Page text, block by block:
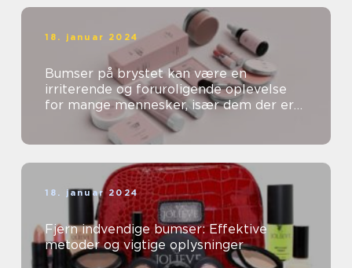
18. januar 2024
Bumser på brystet kan være en
irriterende og foruroligende oplevelse
for mange mennesker, især dem der er
særligt opmærksomme på deres
skønhed og kosm...
18. januar 2024
Fjern indvendige bumser: Effektive
metoder og vigtige oplysninger